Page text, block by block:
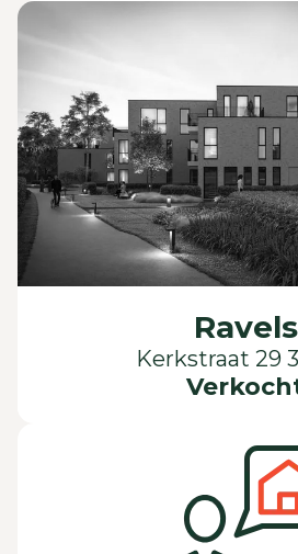
Ravels
Kerkstraat 29